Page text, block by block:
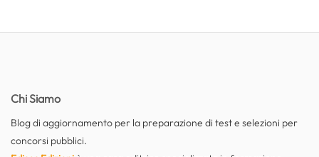
Chi Siamo
Blog di aggiornamento per la preparazione di test e selezioni per
concorsi pubblici.